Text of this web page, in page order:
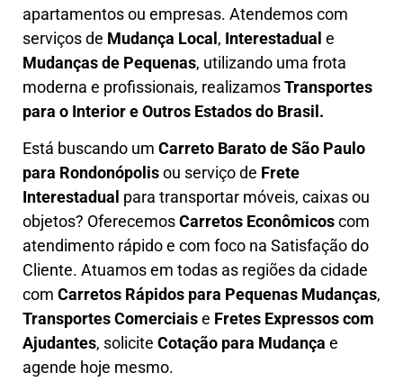
apartamentos ou empresas. Atendemos com
serviços de Mudança Local, Interestadual e
Mudanças de Pequenas, utilizando uma frota
moderna e profissionais, realizamosTransportes
para o Interior e Outros Estados do Brasil.
Está buscando um Carreto Baratode São Paulo
para Rondonópolisou serviço de Frete
Interestadual para transportar móveis, caixas ou
objetos? OferecemosCarretos Econômicoscom
atendimento rápido e com foco na Satisfação do
Cliente. Atuamos em todas as regiões da cidade
com Carretos Rápidos para Pequenas Mudanças,
TransportesComerciaise Fretes Expressos com
Ajudantes, solicite Cotação para Mudança e
agende hoje mesmo.